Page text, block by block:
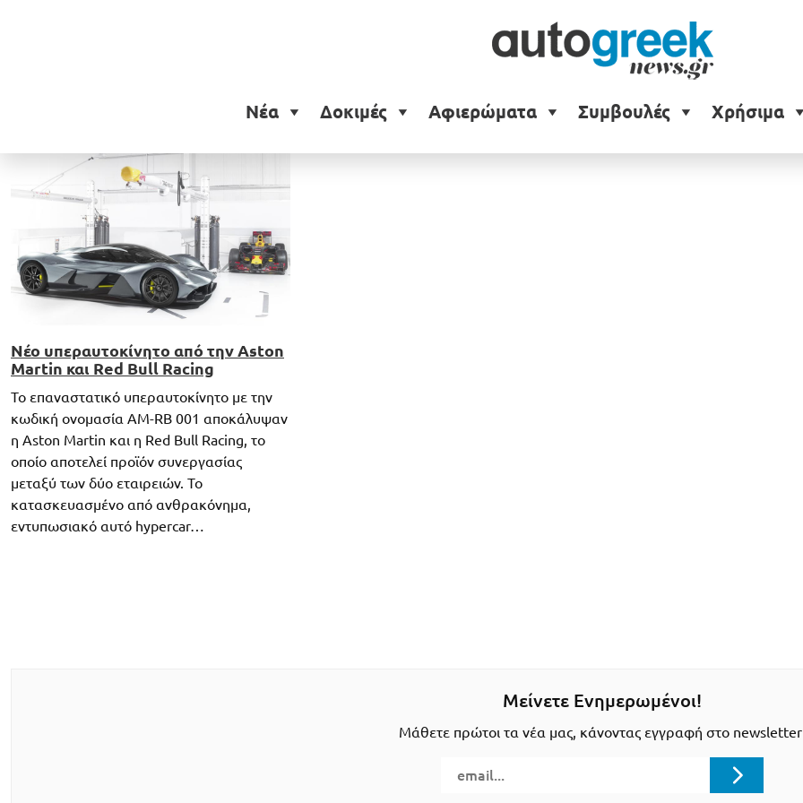
Νέα Δοκιμές Αφιερώματα Συμβουλές Χρήσιμα
Aston Martin AMRB 001
Νέο υπεραυτοκίνητο από την Aston
Martin και Red Bull Racing
Το επαναστατικό υπεραυτοκίνητο με την
κωδική ονομασία AM-RB 001 αποκάλυψαν
η Aston Martin και η Red Bull Racing, το
οποίο αποτελεί προϊόν συνεργασίας
μεταξύ των δύο εταιρειών. Το
κατασκευασμένο από ανθρακόνημα,
εντυπωσιακό αυτό hypercar…
Μείνετε Ενημερωμένοι!
Μάθετε πρώτοι τα νέα μας, κάνοντας εγγραφή στο